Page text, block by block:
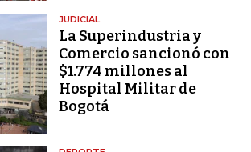
JUDICIAL
La Superindustria y
Comercio sancionó con
$1.774 millones al
Hospital Militar de
Bogotá